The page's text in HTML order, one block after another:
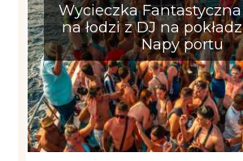
Wycieczka
na łodzi z DJ na
Napy portu